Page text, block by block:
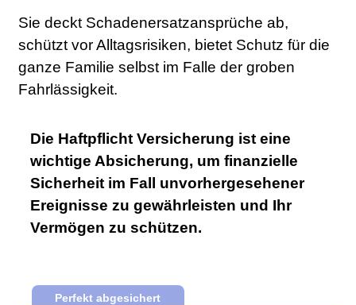
Sie deckt Schadenersatzansprüche ab,
schützt vor Alltagsrisiken, bietet Schutz für die
ganze Familie selbst im Falle der groben
Fahrlässigkeit.
Die Haftpflicht Versicherung ist eine
wichtige Absicherung, um finanzielle
Sicherheit im Fall unvorhergesehener
Ereignisse zu gewährleisten und Ihr
Vermögen zu schützen.
Perfekt abgesichert